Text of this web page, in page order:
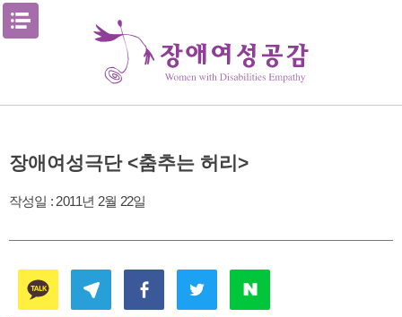
Skip
장애여성극단 <춤추는 허리>
작성일 : 2011년 2월 22일